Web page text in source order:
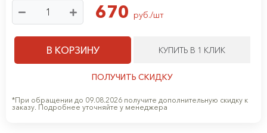
670 руб./шт
В КОРЗИНУ КУПИТЬ В 1 КЛИК
ПОЛУЧИТЬ СКИДКУ
*При обращении до 09.08.2026 получите дополнительную скидку к
заказу. Подробнее уточняйте у менеджера